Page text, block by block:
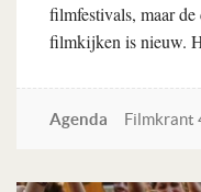
filmfestivals, maar
filmkijken is nieuw.
Agenda Filmkrant
Lees verder